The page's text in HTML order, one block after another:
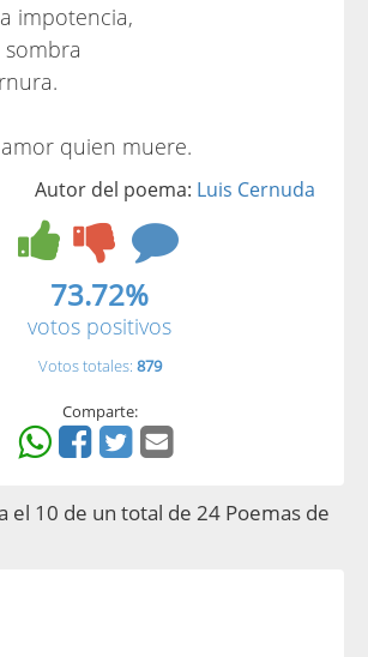
impotencia,
quien muere.
Autor del poema: Luis Cernuda
73.72%
votos positivos
Votos totales: 879
Comparte:
el 10 de un total de 24 Poemas de